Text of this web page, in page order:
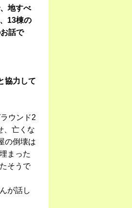
地すべ
13棟の
話で
協力して
ウンド2
、亡くな
の倒壊は
まった
そうで
が話し